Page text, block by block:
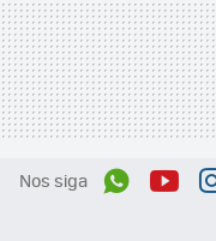
Nos siga